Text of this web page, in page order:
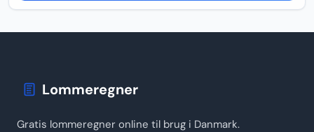
Lommeregner
Gratis lommeregner online til brug i Danmark.